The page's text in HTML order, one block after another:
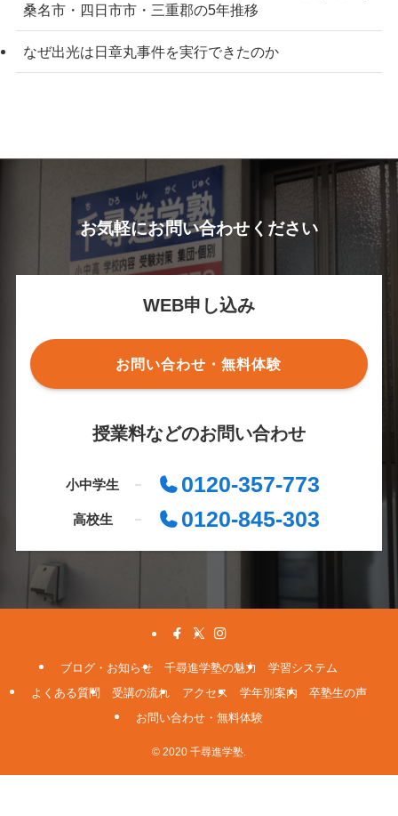
桑名市・四日市市・三重郡の5年推移
なぜ出光は日章丸事件を実行できたのか
お気軽にお問い合わせください
WEB申し込み
お問い合わせ・無料体験
授業料などのお問い合わせ
小中学生 0120-357-773
高校生 0120-845-303
ブログ・お知らせ 千尋進学塾の魅力
学習システム
よくある質問
受講の流れ アクセス 学年別案内
卒塾生の声
お問い合わせ・無料体験
© 2020 千尋進学塾.